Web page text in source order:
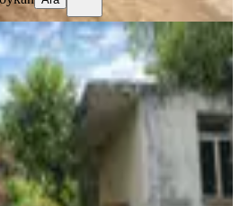
Tepecik Mahallesinde 30/60
19.900/m² ·
₺